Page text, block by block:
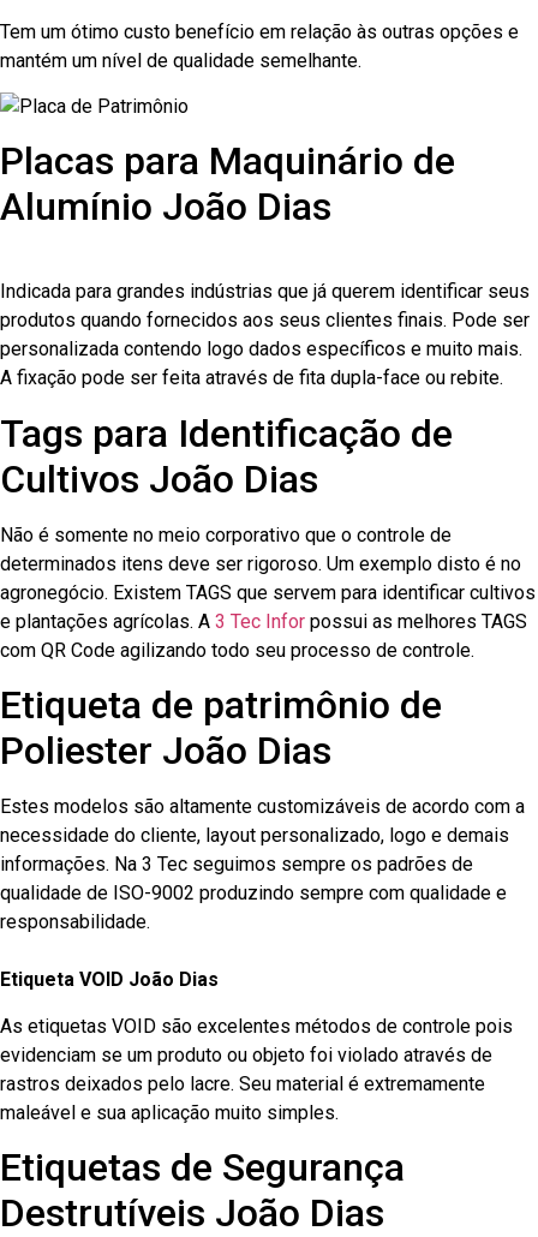
Tem um ótimo custo benefício em relação às outras opções e
mantém um nível de qualidade semelhante.
Placas para Maquinário de
Alumínio João Dias
Indicada para grandes indústrias que já querem identificar seus
produtos quando fornecidos aos seus clientes finais. Pode ser
personalizada contendo logo dados específicos e muito mais.
A fixação pode ser feita através de fita dupla-face ou rebite.
Tags para Identificação de
Cultivos João Dias
Não é somente no meio corporativo que o controle de
determinados itens deve ser rigoroso. Um exemplo disto é no
agronegócio. Existem TAGS que servem para identificar cultivos
e plantações agrícolas. A 3 Tec Infor possui as melhores TAGS
com QR Code agilizando todo seu processo de controle.
Etiqueta de patrimônio de
Poliester João Dias
Estes modelos são altamente customizáveis de acordo com a
necessidade do cliente, layout personalizado, logo e demais
informações. Na 3 Tec seguimos sempre os padrões de
qualidade de ISO-9002 produzindo sempre com qualidade e
responsabilidade.
Etiqueta VOID João Dias
As etiquetas VOID são excelentes métodos de controle pois
evidenciam se um produto ou objeto foi violado através de
rastros deixados pelo lacre. Seu material é extremamente
maleável e sua aplicação muito simples.
Etiquetas de Segurança
Destrutíveis João Dias